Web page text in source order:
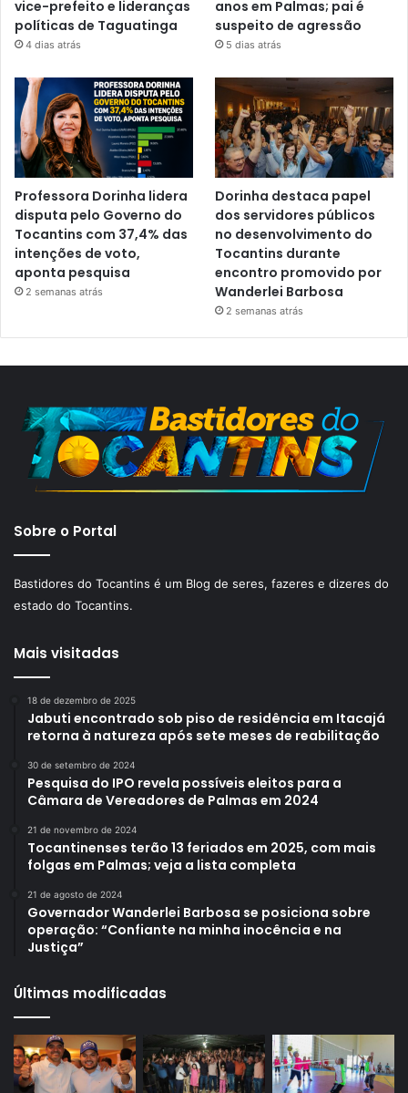
vice-prefeito e lideranças
políticas de Taguatinga
4 dias atrás
anos em Palmas; pai é
suspeito de agressão
5 dias atrás
Professora Dorinha lidera
disputa pelo Governo do
Tocantins com 37,4% das
intenções de voto,
aponta pesquisa
2 semanas atrás
Dorinha destaca papel
dos servidores públicos
no desenvolvimento do
Tocantins durante
encontro promovido por
Wanderlei Barbosa
2 semanas atrás
Sobre o Portal
Bastidores do Tocantins é um Blog de seres, fazeres e dizeres do
estado do Tocantins.
Mais visitadas
18 de dezembro de 2025
Jabuti encontrado sob piso de residência em Itacajá
retorna à natureza após sete meses de reabilitação
30 de setembro de 2024
Pesquisa do IPO revela possíveis eleitos para a
Câmara de Vereadores de Palmas em 2024
21 de novembro de 2024
Tocantinenses terão 13 feriados em 2025, com mais
folgas em Palmas; veja a lista completa
21 de agosto de 2024
Governador Wanderlei Barbosa se posiciona sobre
operação: “Confiante na minha inocência e na
Justiça”
Últimas modificadas